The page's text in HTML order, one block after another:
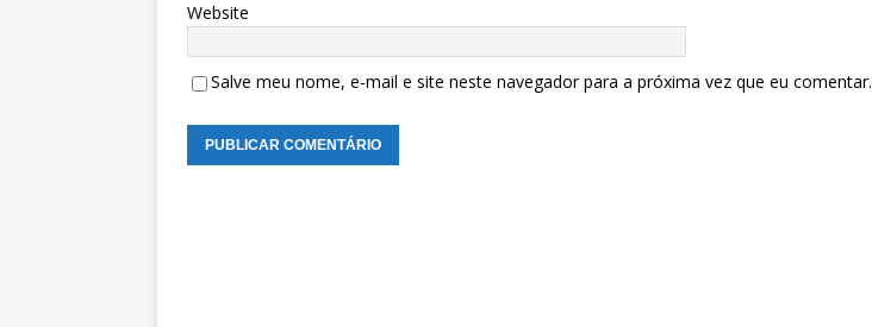
Website
Salve meu nome, e-mail e site neste navegador para a próxima vez que eu comentar.